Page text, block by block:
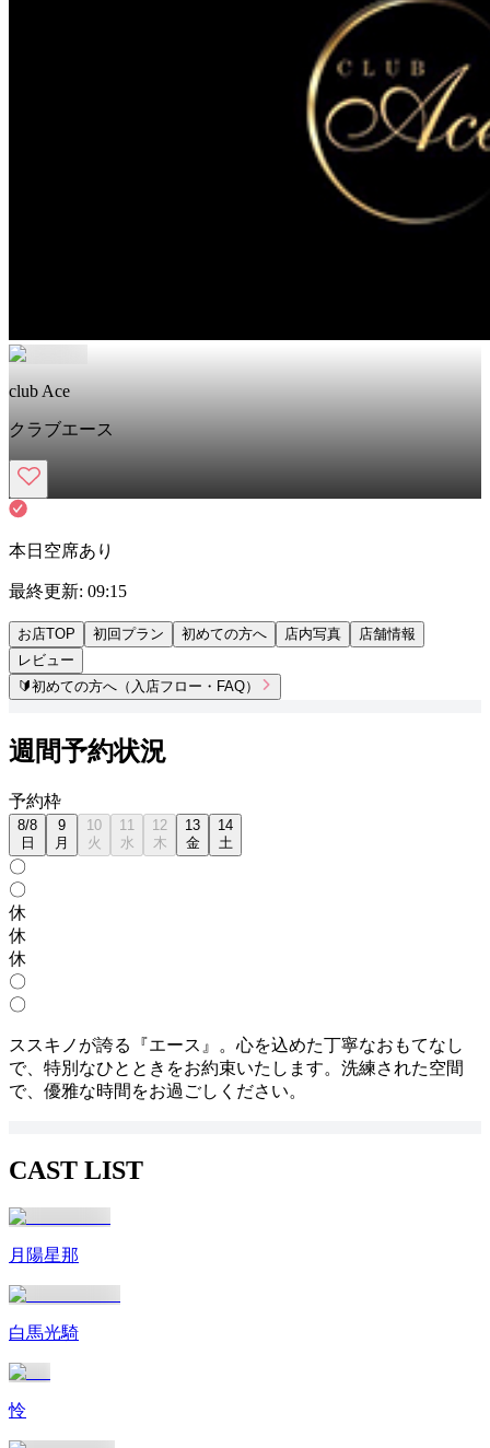
club Ace
クラブエース
本日空席あり
最終更新: 09:15
お店TOP 初回プラン 初めての方へ 店内写真
店舗情報
レビュー
🔰初めての方へ（入店フロー・FAQ）
週間予約状況
予約枠
8/8
日
9
月
10
火
11
水
12
木
13
金
14
土
〇
〇
休
休
休
〇
〇
ススキノが誇る『エース』。心を込めた丁寧なおもてなし
で、特別なひとときをお約束いたします。洗練された空間
で、優雅な時間をお過ごしください。
CAST LIST
月陽星那
白馬光騎
怜